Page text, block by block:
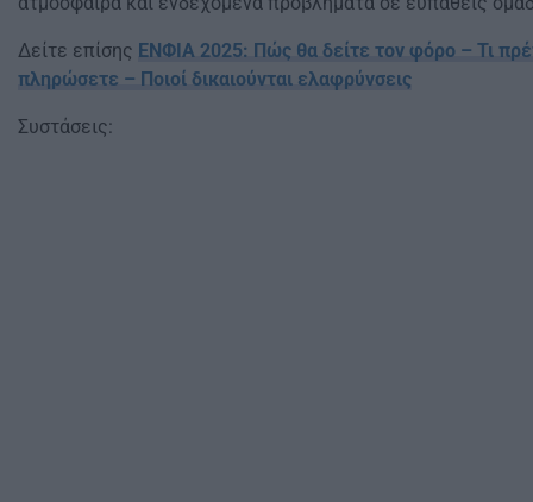
Δείτε επίσης ΕΝΦΙΑ 2025: Πώς θα δείτε τον φόρο – Τι
πληρώσετε – Ποιοί δικαιούνται ελαφρύνσεις
Συστάσεις: